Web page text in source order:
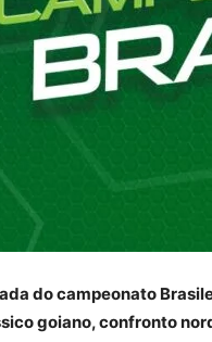
do campeonato
goiano, confronto